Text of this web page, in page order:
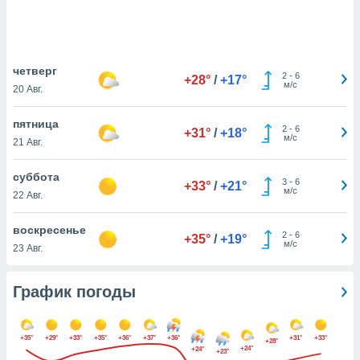
установки
веб-
как
о вашем
четверг
20 Авг.
+28° / +17° 2- 6
м/с
пятница
21 Авг.
+31° / +18° 2- 6
м/с
суббота
22 Авг.
+33° / +21° 3- 6
м/с
воскресенье
23 Авг.
+35° / +19° 2- 6
м/с
График погоды
+35° +29° +33° +35° +36° +37°
+36°
+24°
+23° +24°
+28° +31° +33°